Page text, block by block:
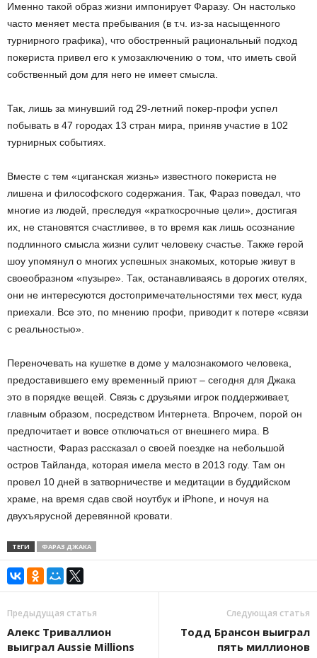
Именно такой образ жизни импонирует Фаразу. Он настолько
часто меняет места пребывания (в т.ч. из-за насыщенного
турнирного графика), что обостренный рациональный подход
покериста привел его к умозаключению о том, что иметь свой
собственный дом для него не имеет смысла.
Так, лишь за минувший год 29-летний покер-профи успел
побывать в 47 городах 13 стран мира, приняв участие в 102
турнирных событиях.
Вместе с тем «циганская жизнь» известного покериста не
лишена и философского содержания. Так, Фараз поведал, что
многие из людей, преследуя «краткосрочные цели», достигая
их, не становятся счастливее, в то время как лишь осознание
подлинного смысла жизни сулит человеку счастье. Также герой
шоу упомянул о многих успешных знакомых, которые живут в
своеобразном «пузыре». Так, останавливаясь в дорогих отелях,
они не интересуются достопримечательностями тех мест, куда
приехали. Все это, по мнению профи, приводит к потере «связи
с реальностью».
Переночевать на кушетке в доме у малознакомого человека,
предоставившего ему временный приют – сегодня для Джака
это в порядке вещей. Связь с друзьями игрок поддерживает,
главным образом, посредством Интернета. Впрочем, порой он
предпочитает и вовсе отключаться от внешнего мира. В
частности, Фараз рассказал о своей поездке на небольшой
остров Тайланда, которая имела место в 2013 году. Там он
провел 10 дней в затворничестве и медитации в буддийском
храме, на время сдав свой ноутбук и iPhone, и ночуя на
двухъярусной деревянной кровати.
ТЕГИ ФАРАЗ ДЖАКА
Предыдущая статья
Алекс Триваллион
выиграл Aussie Millions
Следующая статья
Тодд Брансон выиграл
пять миллионов